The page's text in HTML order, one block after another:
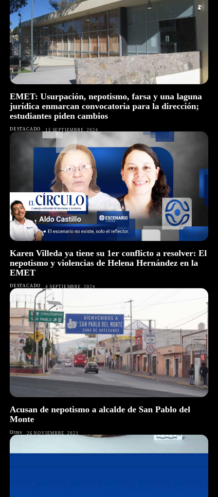
EMET: Usurpación, nepotismo, farsa y una laguna
jurídica enmarcan convocatoria para la dirección;
estudiantes piden cambios
DESTACADO 13 SEPTIEMBRE, 2024
Karen Villeda ya tiene su 1er conflicto a resolver: El
nepotismo y violencias de Helena Hernández en la
EMET
DESTACADO 4 SEPTIEMBRE, 2024
Acusan de nepotismo a alcalde de San Pablo del
Monte
Otros 26 NOVIEMBRE, 2021